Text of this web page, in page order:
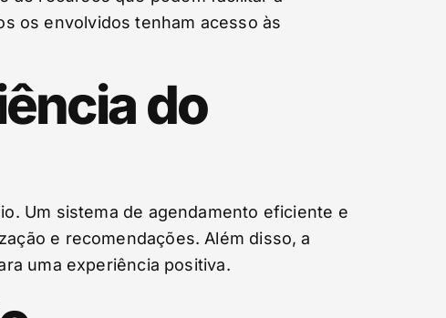
os envolvidos tenham acesso às
do
Um sistema de agendamento eficiente e
e recomendações. Além disso, a
uma experiência positiva.